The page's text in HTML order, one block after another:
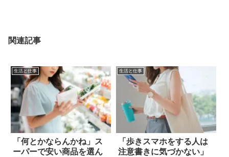
関連記事
生活と仕事
「何とかならんかね」ス
ーパーで安い商品を選ん
生活と仕事
「歩きスマホをする人は
注意書きに気づかない」